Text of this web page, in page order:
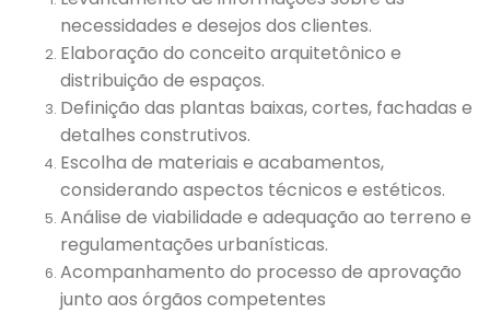
necessidades e desejos dos clientes.
Elaboração do conceito arquitetônico e
distribuição de espaços.
Definição das plantas baixas, cortes, fachadas e
detalhes construtivos.
Escolha de materiais e acabamentos,
considerando aspectos técnicos e estéticos.
Análise de viabilidade e adequação ao terreno e
regulamentações urbanísticas.
Acompanhamento do processo de aprovação
junto aos órgãos competentes